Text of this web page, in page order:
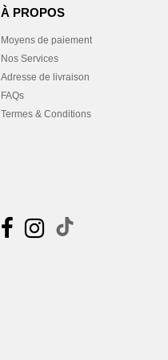
À PROPOS
Moyens de paiement
Nos Services
Adresse de livraison
FAQs
Termes & Conditions